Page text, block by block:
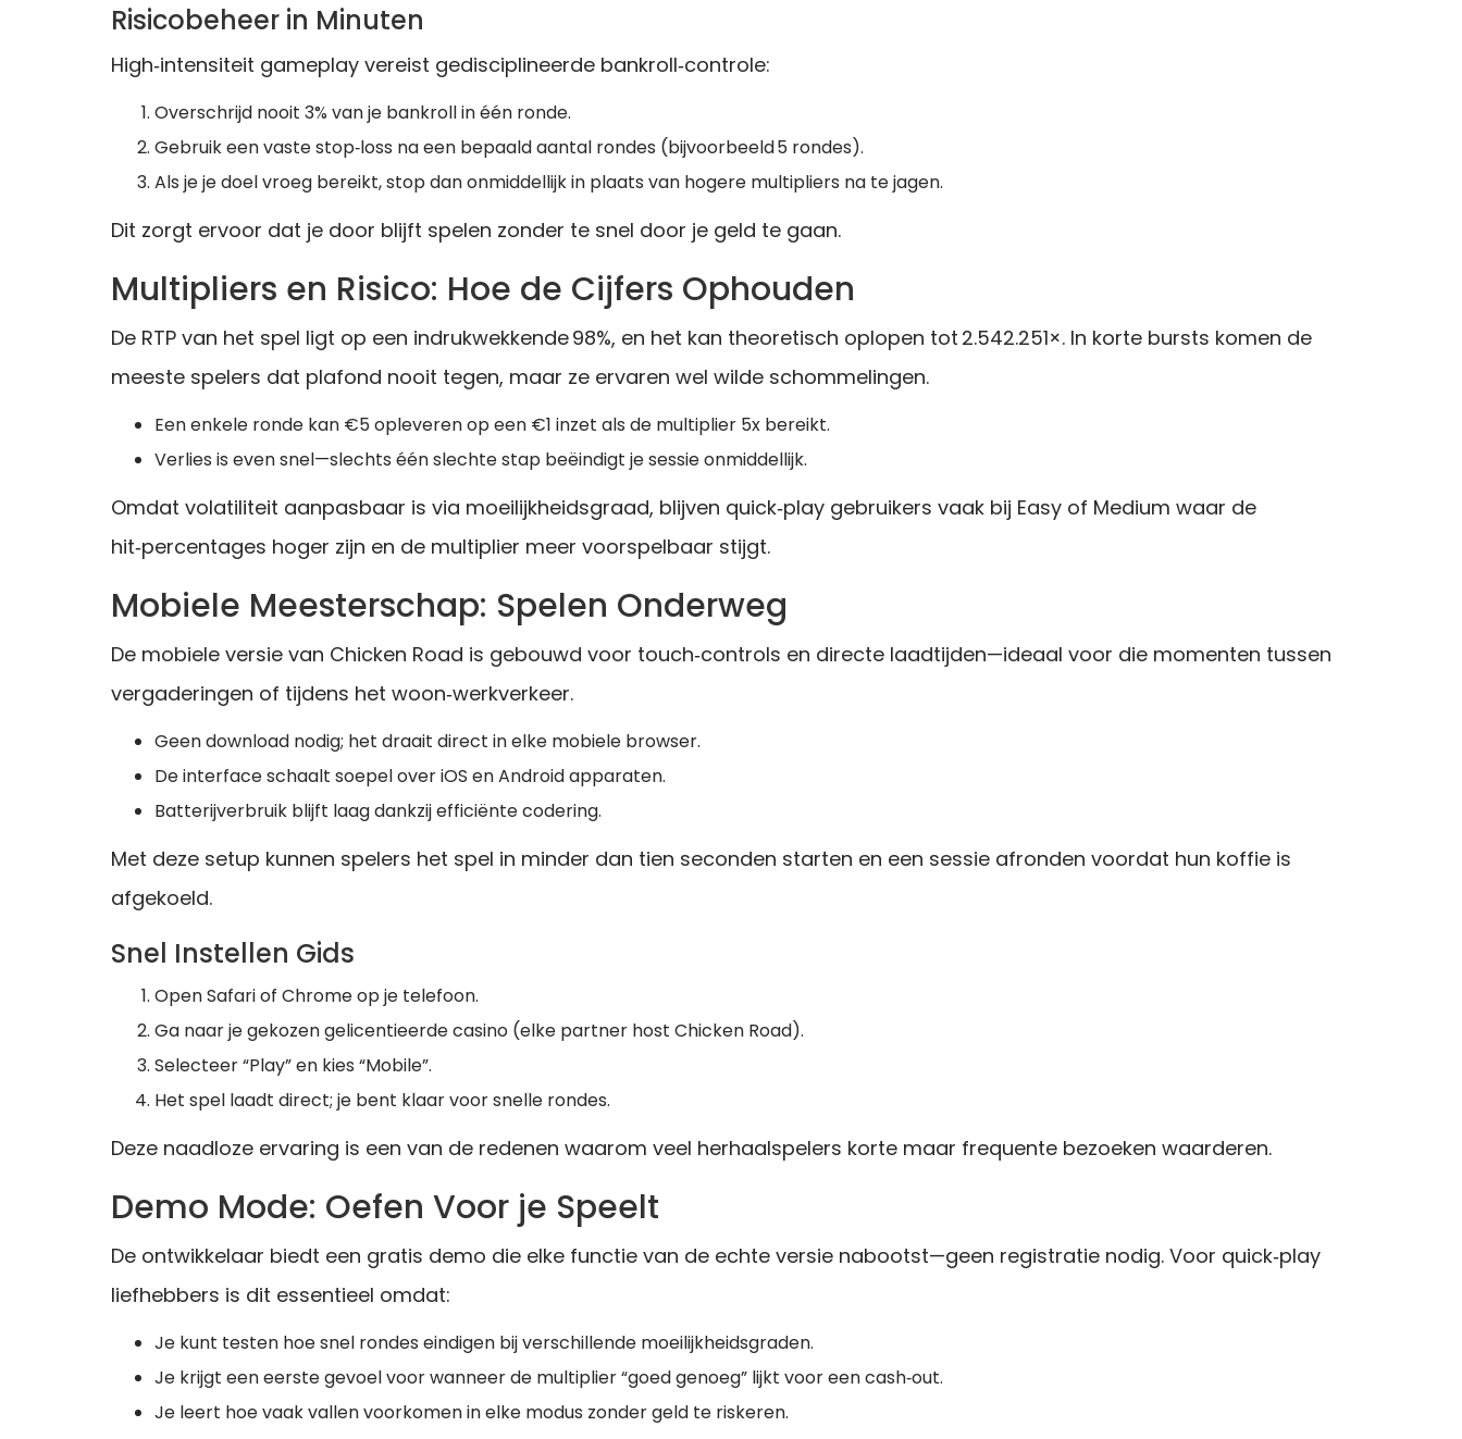
Risicobeheer in Minuten
High‑intensiteit gameplay vereist gedisciplineerde bankroll‑controle:
Overschrijd nooit 3% van je bankroll in één ronde.
Gebruik een vaste stop‑loss na een bepaald aantal rondes (bijvoorbeeld 5 rondes).
Als je je doel vroeg bereikt, stop dan onmiddellijk in plaats van hogere multipliers na te jagen.
Dit zorgt ervoor dat je door blijft spelen zonder te snel door je geld te gaan.
Multipliers en Risico: Hoe de Cijfers Ophouden
De RTP van het spel ligt op een indrukwekkende 98%, en het kan theoretisch oplopen tot 2.542.251×. In korte bursts komen de
meeste spelers dat plafond nooit tegen, maar ze ervaren wel wilde schommelingen.
Een enkele ronde kan €5 opleveren op een €1 inzet als de multiplier 5x bereikt.
Verlies is even snel—slechts één slechte stap beëindigt je sessie onmiddellijk.
Omdat volatiliteit aanpasbaar is via moeilijkheidsgraad, blijven quick‑play gebruikers vaak bij Easy of Medium waar de
hit‑percentages hoger zijn en de multiplier meer voorspelbaar stijgt.
Mobiele Meesterschap: Spelen Onderweg
De mobiele versie van Chicken Road is gebouwd voor touch‑controls en directe laadtijden—ideaal voor die momenten tussen
vergaderingen of tijdens het woon‑werkverkeer.
Geen download nodig; het draait direct in elke mobiele browser.
De interface schaalt soepel over iOS en Android apparaten.
Batterijverbruik blijft laag dankzij efficiënte codering.
Met deze setup kunnen spelers het spel in minder dan tien seconden starten en een sessie afronden voordat hun koffie is
afgekoeld.
Snel Instellen Gids
Open Safari of Chrome op je telefoon.
Ga naar je gekozen gelicentieerde casino (elke partner host Chicken Road).
Selecteer “Play” en kies “Mobile”.
Het spel laadt direct; je bent klaar voor snelle rondes.
Deze naadloze ervaring is een van de redenen waarom veel herhaalspelers korte maar frequente bezoeken waarderen.
Demo Mode: Oefen Voor je Speelt
De ontwikkelaar biedt een gratis demo die elke functie van de echte versie nabootst—geen registratie nodig. Voor quick‑play
liefhebbers is dit essentieel omdat:
Je kunt testen hoe snel rondes eindigen bij verschillende moeilijkheidsgraden.
Je krijgt een eerste gevoel voor wanneer de multiplier “goed genoeg” lijkt voor een cash‑out.
Je leert hoe vaak vallen voorkomen in elke modus zonder geld te riskeren.